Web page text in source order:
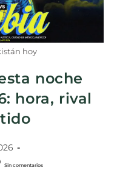
hoy
noche
hora, rival
Sin comentarios